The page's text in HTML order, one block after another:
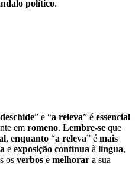
político.
” e “a releva” é essencial
em romeno. Lembre-se que
, enquanto “a releva” é mais
e exposição contínua à língua,
os verbos e melhorar a sua